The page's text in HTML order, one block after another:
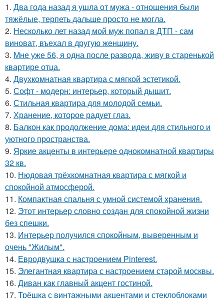
1. Два года назад я ушла от мужа - отношения были
тяжёлые, терпеть дальше просто не могла.
2. Несколько лет назад мой муж попал в ДТП - сам
виноват, въехал в другую женщину.
3. Мне уже 56, я одна после развода, живу в старенькой
квартире отца.
4. Двухкомнатная квартира с мягкой эстетикой.
5. Софт - модерн: интерьер, который дышит.
6. Стильная квартира для молодой семьи.
7. Хранение, которое радует глаз.
8. Балкон как продолжение дома: идеи для стильного и
уютного пространства.
9. Яркие акценты в интерьере однокомнатной квартиры
32 кв.
10. Нюдовая трёхкомнатная квартира с мягкой и
спокойной атмосферой.
11. Компактная спальня с умной системой хранения.
12. Этот интерьер словно создан для спокойной жизни
без спешки.
13. Интерьер получился спокойным, выверенным и
очень "Жилым".
14. Евродвушка с настроением Pinterest.
15. Элегантная квартира с настроением старой москвы.
16. Диван как главный акцент гостиной.
17. Трёшка с винтажными акцентами и стеклоблоками